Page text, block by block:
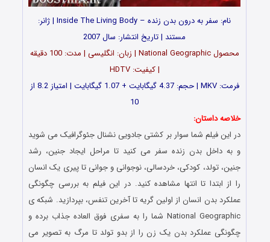
نام: سفر به درون بدن زنده – Inside The Living Body | ژانر:
مستند | تاریخ انتشار: سال 2007
محصول National Geographic | زبان: انگلیسی | مدت: 100 دقیقه
| کیفیت: HDTV
فرمت: MKV | حجم: 4.37 گیگابایت + 1.07 گیگابایت | امتیاز 8.2 از
10
خلاصه داستان:
در این فیلم شما سوار بر کشتی جادویی نشنال جئوگرافیک می شوید
و به داخل بدن زنده سفر می کنید تا مراحل ایجاد جنین، رشد
جنین، تولد، کودکی، خردسالی، نوجوانی و جوانی تا پیری یک انسان
را از ابتدا تا انتها مشاهده کنید. در این فیلم به بررسی چگونگی
عملکرد بدن انسان از اولین گریه تا آخرین تنفس، بپردازید. شبکه ی
National Geographic شما را به سفری فوق العاده جذاب برده و
چگونگی عملکرد بدن یک زن را از بدو تولد تا مرگ به تصویر می